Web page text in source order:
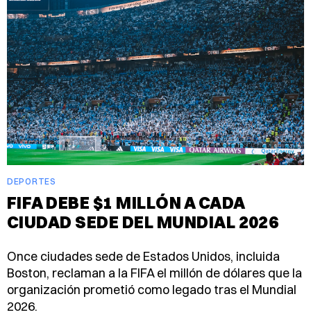
DEPORTES
FIFA DEBE $1 MILLÓN A CADA
CIUDAD SEDE DEL MUNDIAL 2026
Once ciudades sede de Estados Unidos, incluida
Boston, reclaman a la FIFA el millón de dólares que la
organización prometió como legado tras el Mundial
2026.